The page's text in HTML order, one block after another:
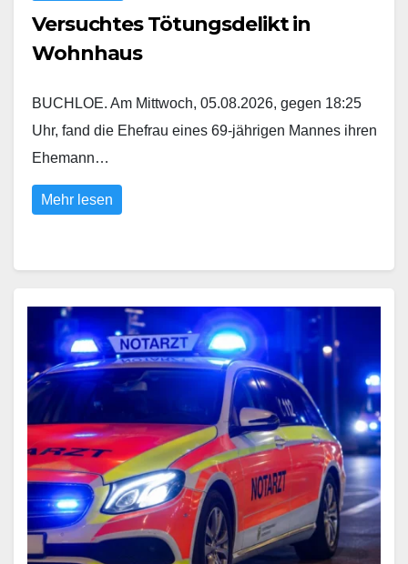
Versuchtes Tötungsdelikt in
Wohnhaus
BUCHLOE. Am Mittwoch, 05.08.2026, gegen 18:25
Uhr, fand die Ehefrau eines 69-jährigen Mannes ihren
Ehemann…
Mehr lesen